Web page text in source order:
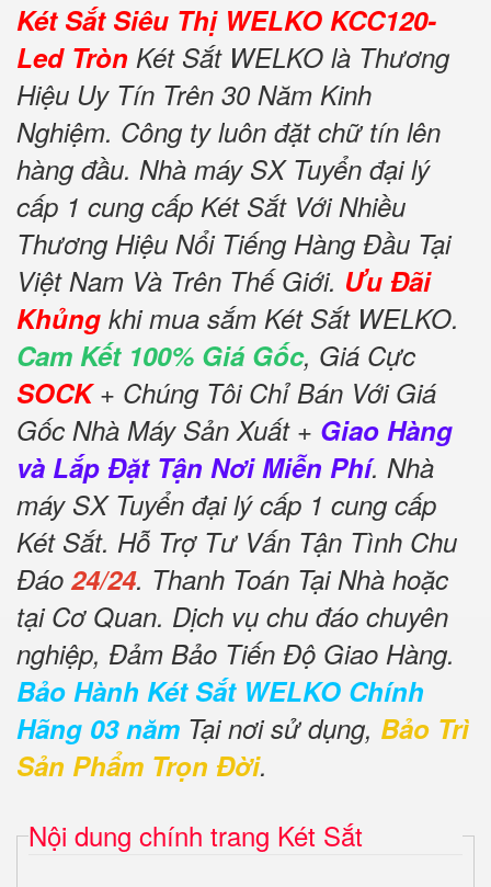
Két Sắt Siêu Thị WELKO KCC120-
Led Tròn Két Sắt WELKO là Thương
Hiệu Uy Tín Trên 30 Năm Kinh
Nghiệm. Công ty luôn đặt chữ tín lên
hàng đầu. Nhà máy SX Tuyển đại lý
cấp 1 cung cấp Két Sắt Với Nhiều
Thương Hiệu Nổi Tiếng Hàng Đầu Tại
Việt Nam Và Trên Thế Giới. Ưu Đãi
Khủng khi mua sắm Két Sắt WELKO.
Cam Kết 100% Giá Gốc, Giá Cực
SOCK+ Chúng Tôi Chỉ Bán Với Giá
Gốc Nhà Máy Sản Xuất + Giao Hàng
và Lắp Đặt Tận Nơi Miễn Phí. Nhà
máy SX Tuyển đại lý cấp 1 cung cấp
Két Sắt. Hỗ Trợ Tư Vấn Tận Tình Chu
Đáo 24/24. Thanh Toán Tại Nhà hoặc
tại Cơ Quan. Dịch vụ chu đáo chuyên
nghiệp, Đảm Bảo Tiến Độ Giao Hàng.
Bảo Hành Két Sắt WELKO Chính
Hãng 03 năm Tại nơi sử dụng, Bảo Trì
Sản Phẩm Trọn Đời.
Nội dung chính trang Két Sắt